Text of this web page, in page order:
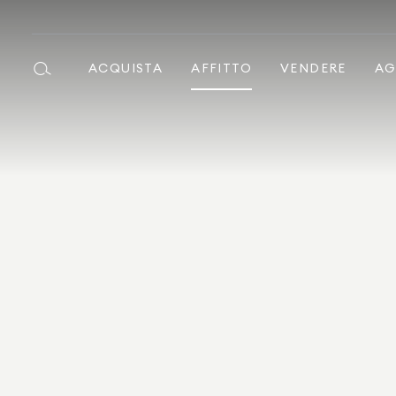
ACQUISTA AFFITTO VENDERE